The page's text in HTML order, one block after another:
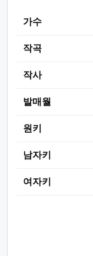
가수
작곡
작사
발매월
원키
남자키
여자키